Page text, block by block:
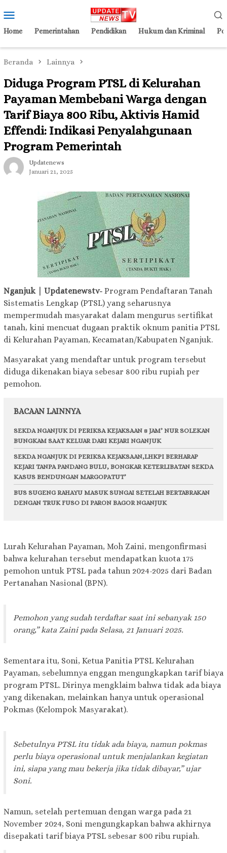
ke
kontenMobile
Home Pemerintahan Pendidikan Hukum dan Kriminal
Beranda Lainnya
Diduga Program PTSL di Kelurahan
Payaman Membebani Warga dengan
Tarif Biaya 800 Ribu, Aktivis Hamid
Effendi: Indikasi Penyalahgunaan
Program Pemerintah
Updatenews
Januari 21, 2025
Nganjuk | Updatenewstv- Program Pendaftaran Tanah
Sistematis Lengkap (PTSL) yang seharusnya
mempermudah masyarakat dalam mengurus sertifikat
tanah, kini mencuat dugaan praktik oknum panitia PTSL
di Kelurahan Payaman, Kecamatan/Kabupaten Nganjuk.
Masyarakat yang mendaftar untuk program tersebut
diduga dikenakan biaya sebesar 800 ribu rupiah per
pemohon.
BACAAN LAINNYA
SEKDA NGANJUK DI PERIKSA KEJAKSAAN 8 JAM’ NUR SOLEKAN
BUNGKAM SAAT KELUAR DARI KEJARI NGANJUK
SEKDA NGANJUK DI PERIKSA KEJAKSAAN,LHKPI BERHARAP
KEJARI TANPA PANDANG BULU, BONGKAR KETERLIBATAN SEKDA
KASUS BENDUNGAN MARGOPATUT’
BUS SUGENG RAHAYU MASUK SUNGAI SETELAH BERTABRAKAN
DENGAN TRUK FUSO DI PARON BAGOR NGANJUK
Lurah Kelurahan Payaman, Moh Zaini, mengonfirmasi
bahwa kelurahan tersebut mendapatkan kuota 175
pemohon untuk PTSL pada tahun 2024-2025 dari Badan
Pertanahan Nasional (BPN).
Pemohon yang sudah terdaftar saat ini sebanyak 150
orang,” kata Zaini pada Selasa, 21 Januari 2025.
Sementara itu, Soni, Ketua Panitia PTSL Kelurahan
Payaman, sebelumnya enggan mengungkapkan tarif biaya
program PTSL. Dirinya mengklaim bahwa tidak ada biaya
yang dikenakan, melainkan hanya untuk operasional
Pokmas (Kelompok Masyarakat).
Sebetulnya PTSL itu tidak ada biaya, namun pokmas
perlu biaya operasional untuk menjalankan kegiatan
ini, siapa yang mau bekerja jika tidak dibayar,” ujar
Soni.
Namun, setelah pertemuan dengan warga pada 21
November 2024, Soni mengungkapkan bahwa akhirnya
disepakati tarif biaya PTSL sebesar 800 ribu rupiah.